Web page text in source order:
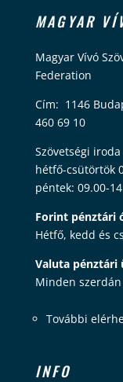
MAGYAR
Magyar Vívó
Federation
Cím: 1146
460 69 10
Szövetségi
hétfő-csütörtök
péntek: 09.00-
Forint pénztári
Hétfő, kedd és
Valuta pénztári
Minden szerdán
További
INFO